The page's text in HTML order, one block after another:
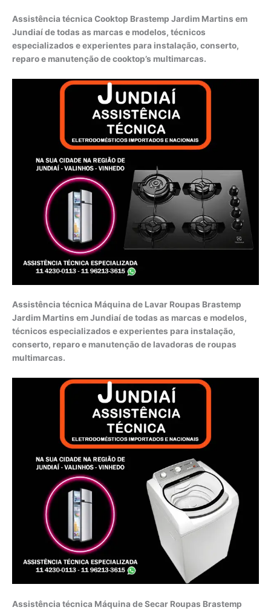
Assistência técnica Cooktop Brastemp Jardim Martins em
Jundiaí de todas as marcas e modelos, técnicos
especializados e experientes para instalação, conserto,
reparo e manutenção de cooktop’s multimarcas.
Assistência técnica Máquina de Lavar Roupas Brastemp
Jardim Martins em Jundiaí de todas as marcas e modelos,
técnicos especializados e experientes para instalação,
conserto, reparo e manutenção de lavadoras de roupas
multimarcas.
Assistência técnica Máquina de Secar Roupas Brastemp